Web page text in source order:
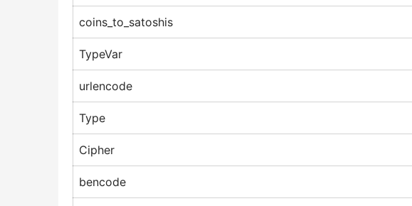
coins_to_satoshis
TypeVar
urlencode
Type
Cipher
bencode